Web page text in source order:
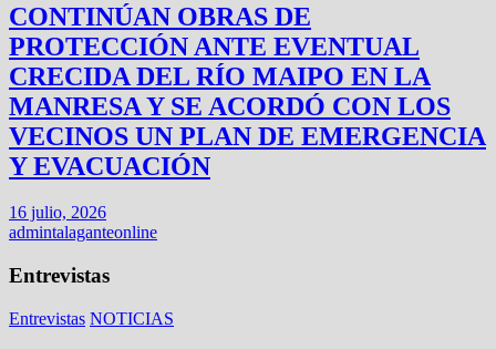
CONTINÚAN OBRAS DE
PROTECCIÓN ANTE EVENTUAL
CRECIDA DEL RÍO MAIPO EN LA
MANRESA Y SE ACORDÓ CON LOS
VECINOS UN PLAN DE EMERGENCIA
Y EVACUACIÓN
16 julio, 2026
admintalaganteonline
Entrevistas
Entrevistas NOTICIAS